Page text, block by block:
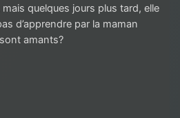
quelques jours plus tard, elle
d’apprendre par la maman
amants?